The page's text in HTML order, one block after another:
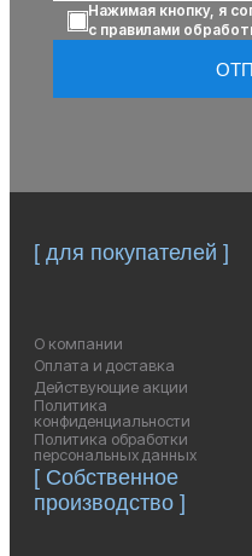
Нажимая кнопку, я
с правилами
[ для покупателей ]
О компании
Оплата и доставка
Действующие акции
Политика
конфиденциальности
Политика обработки
персональных данных
[ Собственное
производство ]